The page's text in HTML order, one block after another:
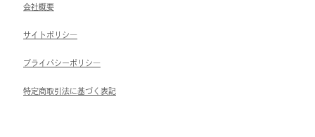
会社概要
サイトポリシ―
ブライパシーポリシ―
特定商取引法に基づく表記